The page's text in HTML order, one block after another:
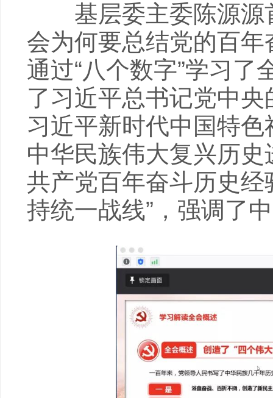
基层委主委陈源源
会为何要总结党的百
通过“八个数字”学习了
了习近平总书记党中
习近平新时代中国特
中华民族伟大复兴历
共产党百年奋斗历史经
持统一战线”，强调了